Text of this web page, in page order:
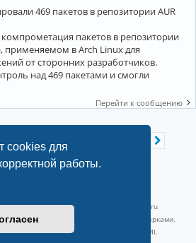
cookies для
работы.
469 пакетов в репозитории AUR
пакетов в репозитории
применяемом в Arch Linux для
от сторонних разработчиков.
над 469 пакетами и смогли
Перейти к сообщению
Страница
GNU/Linux 2026-07-26 08:48:12 |
vps reg.ru
™ являются признанными торговыми марками.
торговая марка Linus Torvalds и LMI.